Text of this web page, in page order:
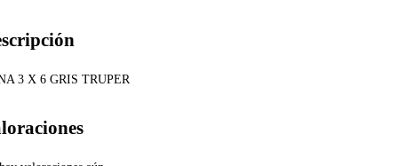
3 X 6 GRIS TRUPER